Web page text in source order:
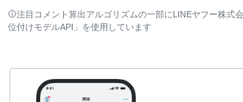
注目コメント算出アルゴリズムの一部にLINEヤフー株式
位付けモデルAPI」を使用しています